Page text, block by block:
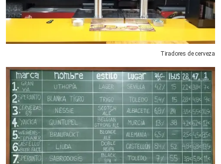
Tiradores de cerveza